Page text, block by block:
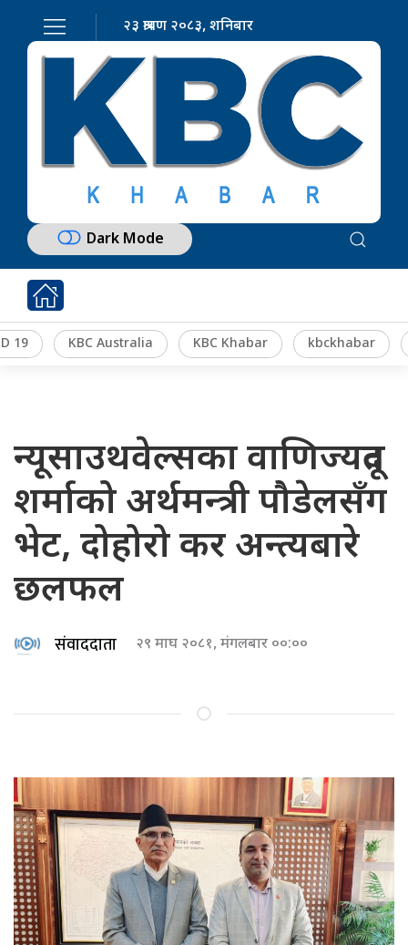
२३ श्रावण २०८३, शनिबार
Dark Mode
19 KBC Australia KBC Khabar kbckhabar
न्यूसाउथवेल्सका वाणिज्यदूत
शर्माको अर्थमन्त्री पौडेलसँग
भेट, दोहोरो कर अन्त्यबारे
छलफल
संवाददाता २९ माघ २०८१, मंगलबार ००:००